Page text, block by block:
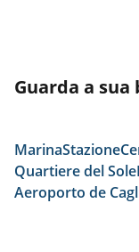
Guarda a sua
MarinaStazione
Quartiere del Sole
Aeroporto de